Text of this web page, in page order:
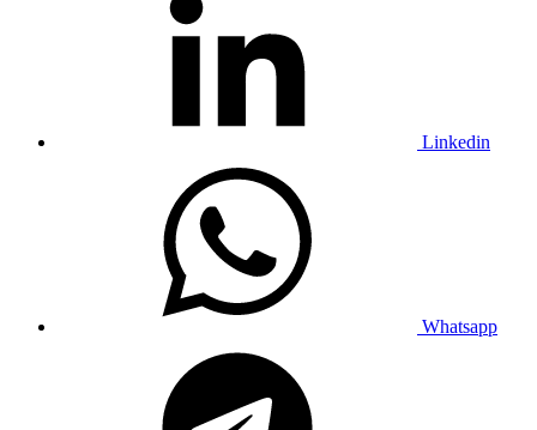
Linkedin
Whatsapp